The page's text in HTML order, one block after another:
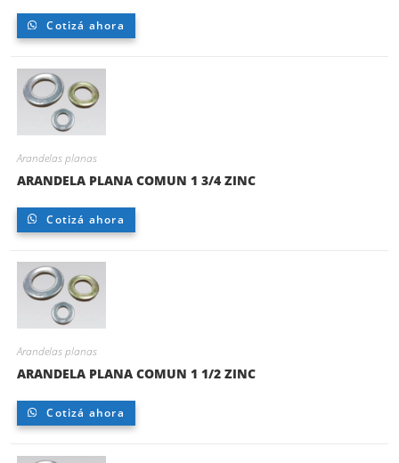
Cotizá ahora
Arandelas planas
ARANDELA PLANA COMUN 1 3/4 ZINC
Cotizá ahora
Arandelas planas
ARANDELA PLANA COMUN 1 1/2 ZINC
Cotizá ahora